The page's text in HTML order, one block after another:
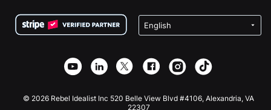
Privacy
Affiliate Partnerschap
Goede Doelen Fondsenwerving
Wix Donatie Plugin
Webflow Donatie App
Joomla Donatie
© 2026 Rebel Idealist Inc 520 Belle View Blvd #4106, Alexandria, VA
22307